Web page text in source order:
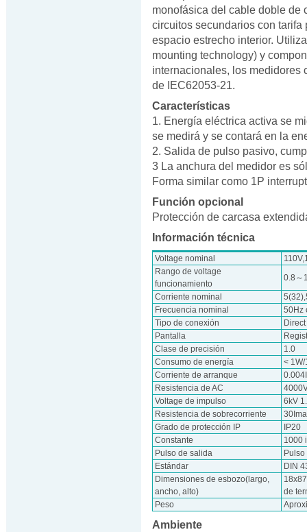
monofásica del cable doble de
circuitos secundarios con
espacio estrecho interior.
mounting technology) y
internacionales, los medidores
de IEC62053-21.
Características
1. Energía eléctrica activa se
se medirá y se contará en la
2. Salida de pulso pasivo,
3 La anchura del medidor es
Forma similar como 1P
Función opcional
Protección de carcasa
Información técnica
Voltage nominal
Rango de voltage
funcionamiento
0.8～
Corriente nominal
Frecuencia nominal
50Hz
Tipo de conexión
Pantalla
Clase de precisión
1.0
Consumo de energía
<
Corriente de arranque
Resistencia de AC
Voltage de impulso
6kV
Resistencia de sobrecorriente
Grado de protección IP
IP20
Constante
1000
Pulso de salida
Estándar
DIN
Dimensiones de esbozo(largo,
ancho, alto)
de
Peso
Ambiente